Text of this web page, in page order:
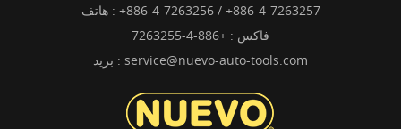
هاتف : +886-4-7263256 / +886-4-7263257
فاكس : +886-4-7263255
بريد : service@nuevo-auto-tools.com